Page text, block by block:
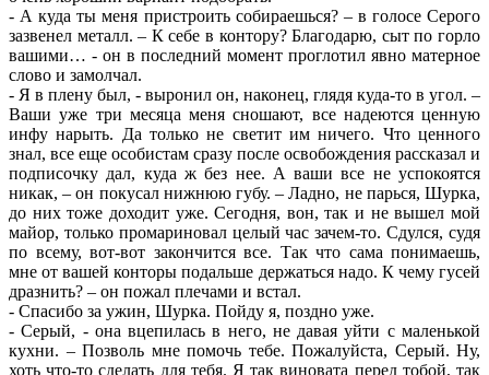
- А куда ты меня пристроить собираешься? – в голосе Серого
зазвенел металл. – К себе в контору? Благодарю, сыт по горло
вашими… - он в последний момент проглотил явно матерное
слово и замолчал.
- Я в плену был, - выронил он, наконец, глядя куда-то в угол. –
Ваши уже три месяца меня сношают, все надеются ценную
инфу нарыть. Да только не светит им ничего. Что ценного
знал, все еще особистам сразу после освобождения рассказал и
подписочку дал, куда ж без нее. А ваши все не успокоятся
никак, – он покусал нижнюю губу. – Ладно, не парься, Шурка,
до них тоже доходит уже. Сегодня, вон, так и не вышел мой
майор, только промариновал целый час зачем-то. Сдулся, судя
по всему, вот-вот закончится все. Так что сама понимаешь,
мне от вашей конторы подальше держаться надо. К чему гусей
дразнить? – он пожал плечами и встал.
- Спасибо за ужин, Шурка. Пойду я, поздно уже.
- Серый, - она вцепилась в него, не давая уйти с маленькой
кухни. – Позволь мне помочь тебе. Пожалуйста, Серый. Ну,
хоть что-то сделать для тебя. Я так виновата перед тобой, так